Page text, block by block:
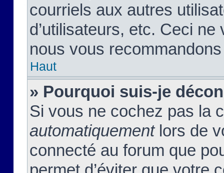
courriels aux autres
d’utilisateurs, etc. Ceci
nous vous
Haut
» Pourquoi suis-je
Si vous ne cochez pas la
automatiquementlors de
connecté au forum que